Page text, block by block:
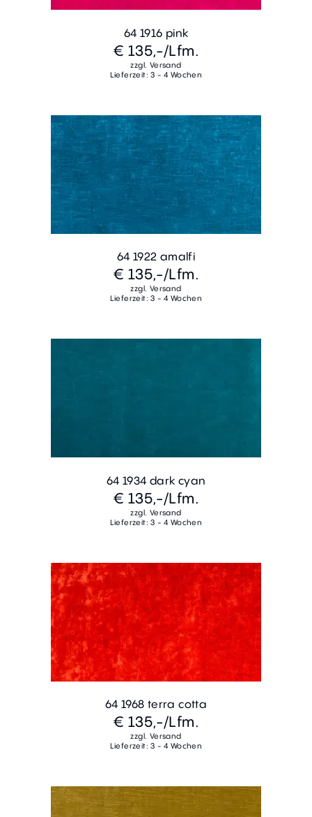
64 1916 pink
€ 135,-/Lfm.
zzgl. Versand
Lieferzeit: 3 - 4 Wochen
64 1922 amalfi
€ 135,-/Lfm.
zzgl. Versand
Lieferzeit: 3 - 4 Wochen
64 1934 dark cyan
€ 135,-/Lfm.
zzgl. Versand
Lieferzeit: 3 - 4 Wochen
64 1968 terra cotta
€ 135,-/Lfm.
zzgl. Versand
Lieferzeit: 3 - 4 Wochen